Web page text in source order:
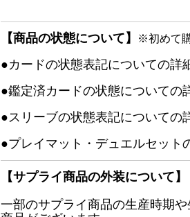
【商品の状態について】 ※初めて
●カードの状態表記についての詳
●鑑定済カードの状態についての
●スリーブの状態表記についての
●プレイマット・デュエルセット
【サプライ商品の外装について】
一部のサプライ商品の生産時期